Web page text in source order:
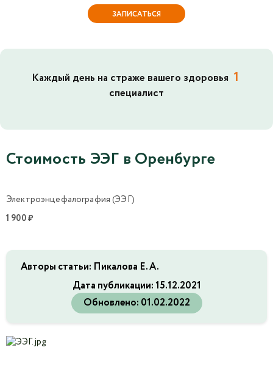
ЗАПИСАТЬСЯ
Каждый день на страже вашего здоровья 1
специалист
Стоимость ЭЭГ в Оренбурге
Электроэнцефалография (ЭЭГ)
1 900 ₽
Авторы статьи: Пикалова Е. А.
Дата публикации:15.12.2021
Обновлено: 01.02.2022